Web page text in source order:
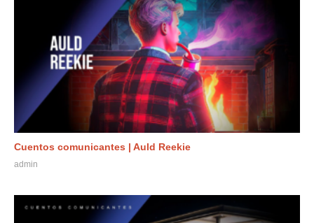
Cuentos comunicantes | Auld Reekie
admin